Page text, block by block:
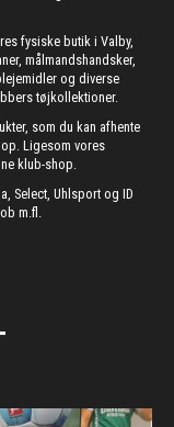
fysiske butik i Valby,
målmandshandsker,
og diverse
tøjkollektioner.
som du kan afhente
Ligesom vores
klub-shop.
Select, Uhlsport og ID
m.fl.